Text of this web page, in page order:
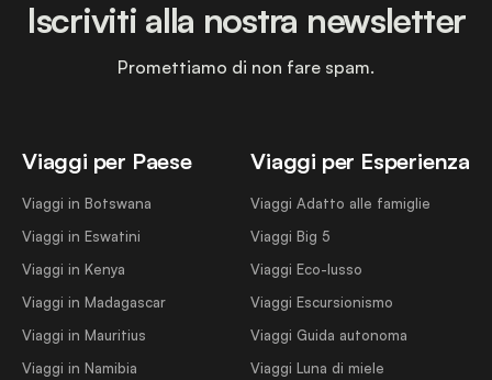
Viaggi per Paese
Viaggi in Botswana
Viaggi in Eswatini
Viaggi in Kenya
Viaggi in Madagascar
Viaggi in Mauritius
Viaggi in Namibia
Viaggi per Esperienza
Viaggi Adatto alle famiglie
Viaggi Big 5
Viaggi Eco-lusso
Viaggi Escursionismo
Viaggi Guida autonoma
Viaggi Luna di miele
Iscriviti alla nostra newsletter
Promettiamo di non fare spam.